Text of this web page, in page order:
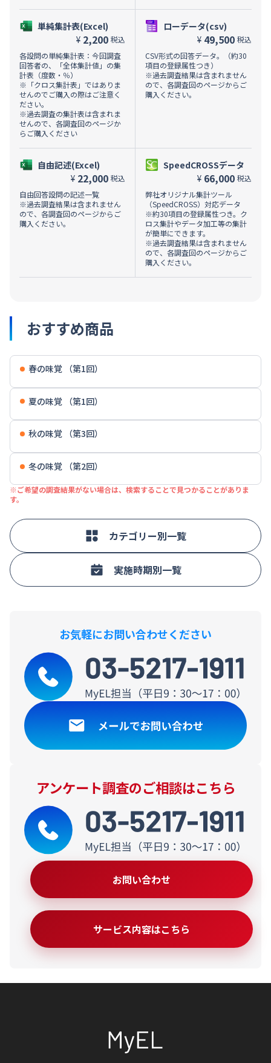
単純集計表(Excel)
¥ 2,200 税込
各設問の単純集計表：今回調査
回答者の、「全体集計値」の集
計表（度数・％）
※「クロス集計表」ではありま
せんのでご購入の際はご注意く
ださい。
※過去調査の集計表は含まれま
せんので、各調査回のページか
らご購入ください
自由記述(Excel)
¥ 22,000 税込
自由回答設問の記述一覧
※過去調査結果は含まれません
ので、各調査回のページからご
購入ください。
ローデータ(csv)
¥ 49,500 税込
CSV形式の回答データ。（約30
項目の登録属性つき）
※過去調査結果は含まれません
ので、各調査回のページからご
購入ください。
SpeedCROSSデータ
¥ 66,000 税込
弊社オリジナル集計ツール
（SpeedCROSS）対応データ
※約30項目の登録属性つき。ク
ロス集計やデータ加工等の集計
が簡単にできます。
※過去調査結果は含まれません
ので、各調査回のページからご
購入ください。
おすすめ商品
春の味覚 （第1回）
夏の味覚 （第1回）
秋の味覚 （第3回）
冬の味覚 （第2回）
※ご希望の調査結果がない場合は、検索することで見つかることがありま
す。
カテゴリー別一覧
実施時期別一覧
お気軽にお問い合わせください
アンケート調査のご相談はこちら
お問い合わせ
サービス内容はこちら